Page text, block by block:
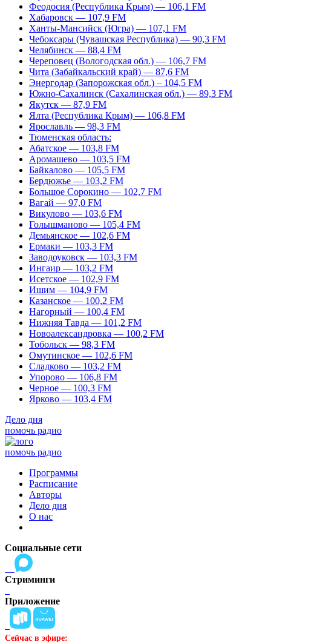
Феодосия (Республика Крым) — 106,1 FM
Хабаровск — 107,9 FM
Ханты-Мансийск (Югра) — 107,1 FM
Чебоксары (Чувашская Республика) — 90,3 FM
Челябинск — 88,4 FM
Череповец (Вологодская обл.) — 106,7 FM
Чита (Забайкальский край) — 87,6 FM
Энергодар (Запорожская обл.) – 104,5 FM
Южно-Сахалинск (Сахалинская обл.) — 89,3 FM
Якутск — 87,9 FM
Ялта (Республика Крым) — 106,8 FM
Ярославль — 98,3 FM
Тюменская область:
Абатское — 103,8 FM
Аромашево — 103,5 FM
Байкалово — 105,5 FM
Бердюжье — 103,2 FM
Большое Сорокино — 102,7 FM
Вагай — 97,0 FM
Викулово — 103,6 FM
Голышманово — 105,4 FM
Демьянское — 102,6 FM
Ермаки — 103,3 FM
Заводоуковск — 103,3 FM
Ингаир — 103,2 FM
Исетское — 102,9 FM
Ишим — 104,9 FM
Казанское — 100,2 FM
Нагорный — 100,4 FM
Нижняя Тавда — 101,2 FM
Новоалександровка — 100,2 FM
Тобольск — 98,3 FM
Омутинское — 102,6 FM
Сладково — 103,2 FM
Упорово — 106,8 FM
Черное — 100,3 FM
Ярково — 103,4 FM
Дело дня
помочь радио
помочь радио
Программы
Расписание
Авторы
Дело дня
О нас
Социальные сети
Стриминги
Приложение
Сейчас в эфире: